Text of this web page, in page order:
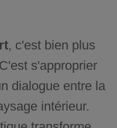
, c'est bien plus
s'approprier
dialogue entre la
intérieur.